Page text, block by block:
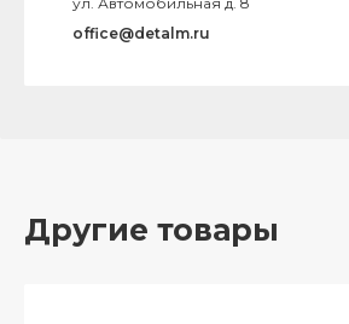
office@detalm.ru
Другие товары